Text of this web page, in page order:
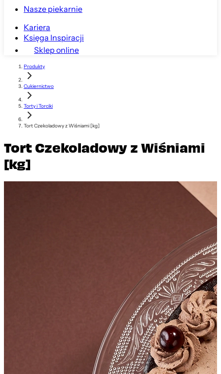
Nasze piekarnie
Kariera
Księga Inspiracji
Sklep online
Produkty
Cukiernictwo
Torty i Torciki
Tort Czekoladowy z Wiśniami [kg]
Tort Czekoladowy z Wiśniami
[kg]